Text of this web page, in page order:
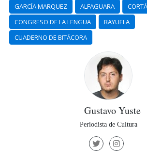
GARCÍA MARQUEZ ALFAGUARA
CONGRESO DE LA LENGUA
RAYUELA
CUADERNO DE BITÁCORA
Gustavo Yuste
Periodista de Cultura